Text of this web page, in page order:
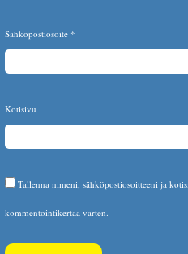
Sähköpostiosoite *
Kotisivu
Tallenna nimeni, sähköpostiosoitteeni ja
kommentointikertaa varten.